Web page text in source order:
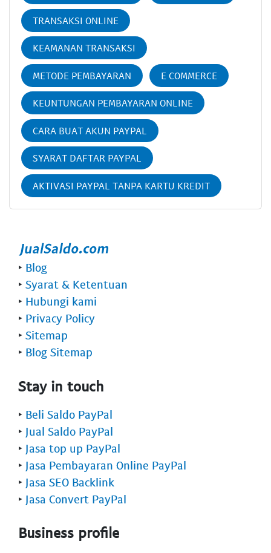
TRANSAKSI ONLINE
KEAMANAN TRANSAKSI
METODE PEMBAYARAN E COMMERCE
KEUNTUNGAN PEMBAYARAN ONLINE
CARA BUAT AKUN PAYPAL
SYARAT DAFTAR PAYPAL
AKTIVASI PAYPAL TANPA KARTU KREDIT
‣ Blog
‣ Syarat & Ketentuan
‣ Hubungi kami
‣ Privacy Policy
‣ Sitemap
‣ Blog Sitemap
Stay in touch
‣ Beli Saldo PayPal
‣ Jual Saldo PayPal
‣ Jasa top up PayPal
‣ Jasa Pembayaran Online PayPal
‣ Jasa SEO Backlink
‣ Jasa Convert PayPal
Business profile